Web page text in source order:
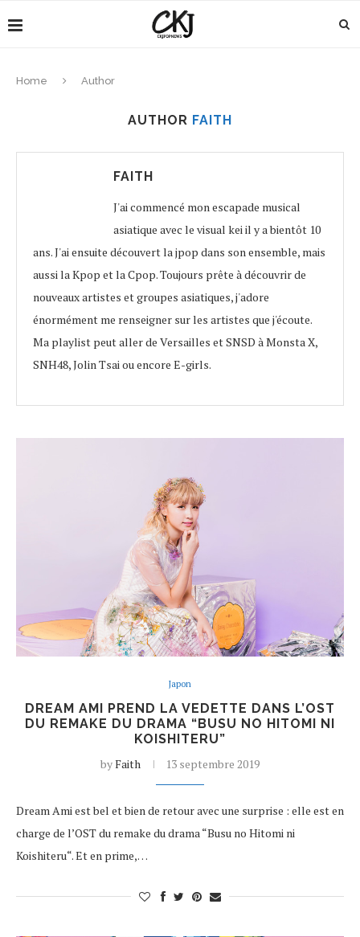
Home Author
AUTHOR FAITH
FAITH
J'ai commencé mon escapade musical
asiatique avec le visual kei il y a bientôt 10
ans. J'ai ensuite découvert la jpop dans son ensemble, mais
aussi la Kpop et la Cpop. Toujours prête à découvrir de
nouveaux artistes et groupes asiatiques, j'adore
énormément me renseigner sur les artistes que j'écoute.
Ma playlist peut aller de Versailles et SNSD à Monsta X,
SNH48, Jolin Tsai ou encore E-girls.
Japon
DREAM AMI PREND LA VEDETTE DANS L’OST
DU REMAKE DU DRAMA “BUSU NO HITOMI NI
KOISHITERU”
byFaith 13 septembre 2019
Dream Ami est bel et bien de retour avec une surprise : elle est en
charge de l’OST du remake du drama “Busu no Hitomi ni
Koishiteru“. Et en prime,…